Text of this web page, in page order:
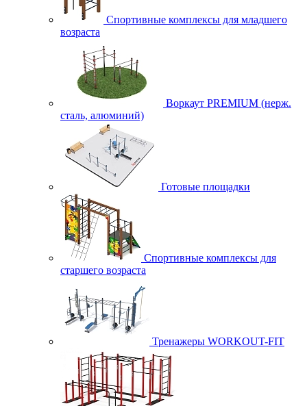
Спортивные комплексы для младшего
возраста
Воркаут PREMIUM (нерж.
сталь, алюминий)
Готовые площадки
Спортивные комплексы для
старшего возраста
Тренажеры WORKOUT-FIT